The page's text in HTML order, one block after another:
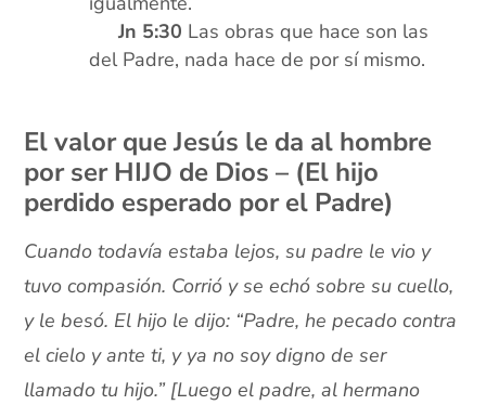
xxxJn 5:30 Las obras que hace son las
del Padre, nada hace de por sí mismo.
El valor que Jesús le da al hombre
por ser HIJO de Dios – (El hijo
perdido esperado por el Padre)
Cuando todavía estaba lejos, su padre le vio y
tuvo compasión. Corrió y se echó sobre su cuello,
y le besó. El hijo le dijo: “Padre, he pecado contra
el cielo y ante ti, y ya no soy digno de ser
llamado tu hijo.” [Luego el padre, al hermano